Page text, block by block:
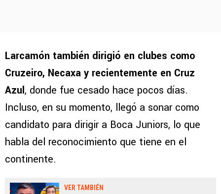
Larcamón también dirigió en clubes como
Cruzeiro, Necaxa y recientemente en Cruz
Azul, donde fue cesado hace pocos días.
Incluso, en su momento, llegó a sonar como
candidato para dirigir a Boca Juniors, lo que
habla del reconocimiento que tiene en el
continente.
VER TAMBIÉN